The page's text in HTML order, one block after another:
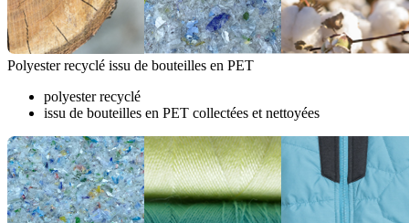
Polyester recyclé issu de bouteilles en PET
polyester recyclé
issu de bouteilles en PET collectées et nettoyées